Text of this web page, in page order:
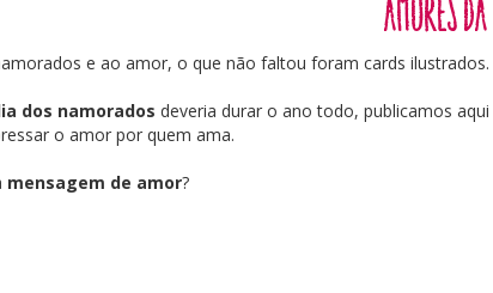
Amores
e ao amor, o que não faltou foram cards ilustrados.
dos namorados deveria durar o ano todo, publicamos
o amor por quem ama.
mensagem de amor?